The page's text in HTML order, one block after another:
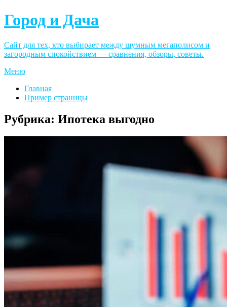
Город и Дача
Сайт для тех, кто выбирает между шумным мегаполисом и
загородным спокойствием — сравнения, обзоры, советы.
Меню
Главная
Пример страницы
Рубрика: Ипотека выгодно